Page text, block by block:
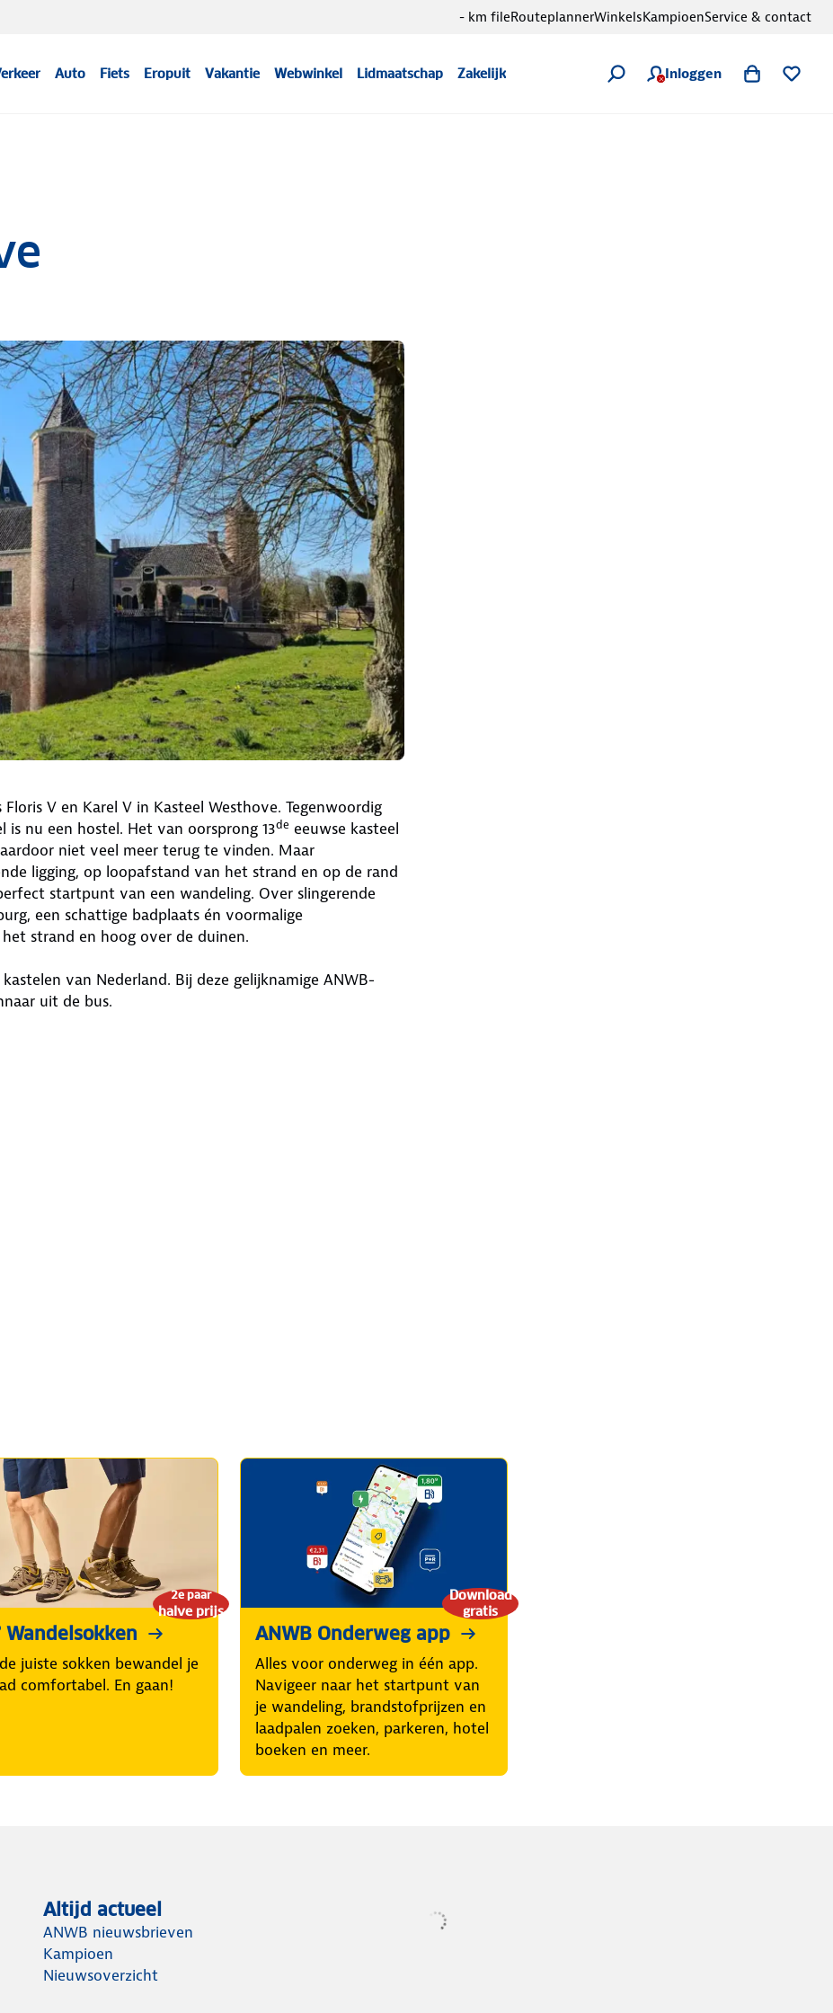
Auto Fiets Eropuit Vakantie Webwinkel Lidmaatschap Zakelijk Inloggen
- km fileRouteplannerWinkelsKampioenService & contact
V en Karel V in Kasteel Westhove. Tegenwoordig
nu een hostel. Het van oorsprong 13de eeuwse kasteel
niet veel meer terug te vinden. Maar
ligging, op loopafstand van het strand en op de rand
startpunt van een wandeling. Over slingerende
een schattige badplaats én voormalige
strand en hoog over de duinen.
van Nederland. Bij deze gelijknamige ANWB-
uit de bus.
2e paar
halve prijs
Wandelsokken
juiste sokken bewandel je
comfortabel. En gaan!
Download
gratis
ANWB Onderweg app
Alles voor onderweg in één app.
Navigeer naar het startpunt van
je wandeling, brandstofprijzen en
laadpalen zoeken, parkeren, hotel
boeken en meer.
Altijd actueel
ANWB nieuwsbrieven
Kampioen
Nieuwsoverzicht